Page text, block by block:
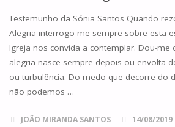
Testemunho da Sónia Santos Quando
Alegria interrogo-me sempre sobre esta
Igreja nos convida a contemplar. Dou-me
alegria nasce sempre depois ou envolta
ou turbulência. Do medo que decorre do
não podemos …
JOÃO MIRANDA SANTOS 14/08/2019